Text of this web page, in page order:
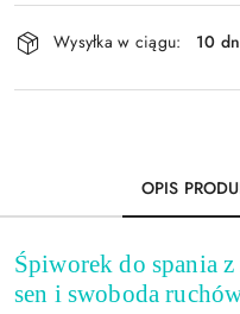
Dostępność
i
dostawa
Wysyłka w ciągu: 10
OPIS
Śpiworek do spania
sen i swoboda